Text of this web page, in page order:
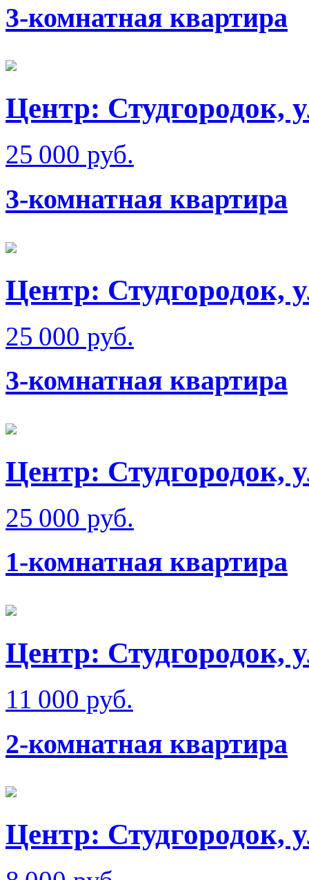
3-комнатная квартира
Центр: Студгородок,
25 000 руб.
3-комнатная квартира
Центр: Студгородок,
25 000 руб.
3-комнатная квартира
Центр: Студгородок,
25 000 руб.
1-комнатная квартира
Центр: Студгородок,
11 000 руб.
2-комнатная квартира
Центр: Студгородок,